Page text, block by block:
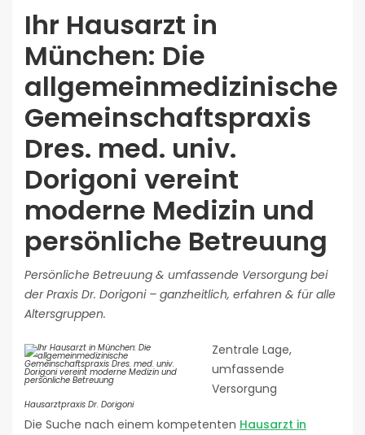
Ihr Hausarzt in
München: Die
allgemeinmedizinische
Gemeinschaftspraxis
Dres. med. univ.
Dorigoni vereint
moderne Medizin und
persönliche Betreuung
Persönliche Betreuung & umfassende Versorgung bei
der Praxis Dr. Dorigoni – ganzheitlich, erfahren & für alle
Altersgruppen.
Hausarztpraxis Dr. Dorigoni
Zentrale Lage,
umfassende
Versorgung
Die Suche nach einem kompetenten Hausarzt in